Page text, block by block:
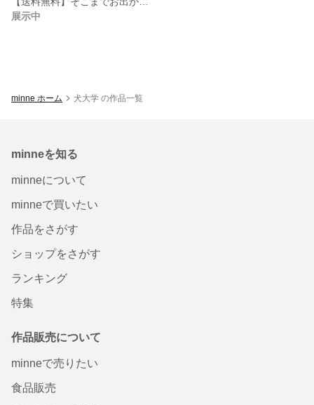
展示中
minne ホーム 犬大学 の作品一覧
minneを知る
minneについて
minneで買いたい
作品をさがす
ショップをさがす
ランキング
特集
作品販売について
minneで売りたい
食品販売